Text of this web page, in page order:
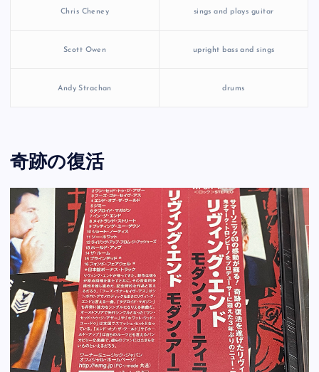
Chris Cheney sings and plays guitar
Scott Owen upright bass and sings
Andy Strachan drums
奇跡の復活